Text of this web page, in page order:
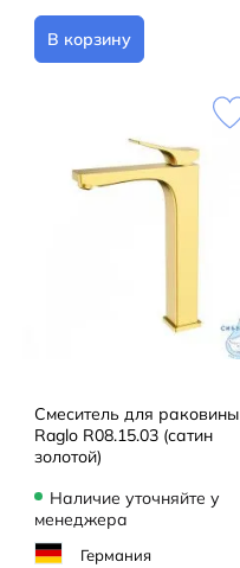
В корзину
Смеситель для раковины
Raglo R08.15.03 (сатин
золотой)
Наличие уточняйте у
менеджера
Германия